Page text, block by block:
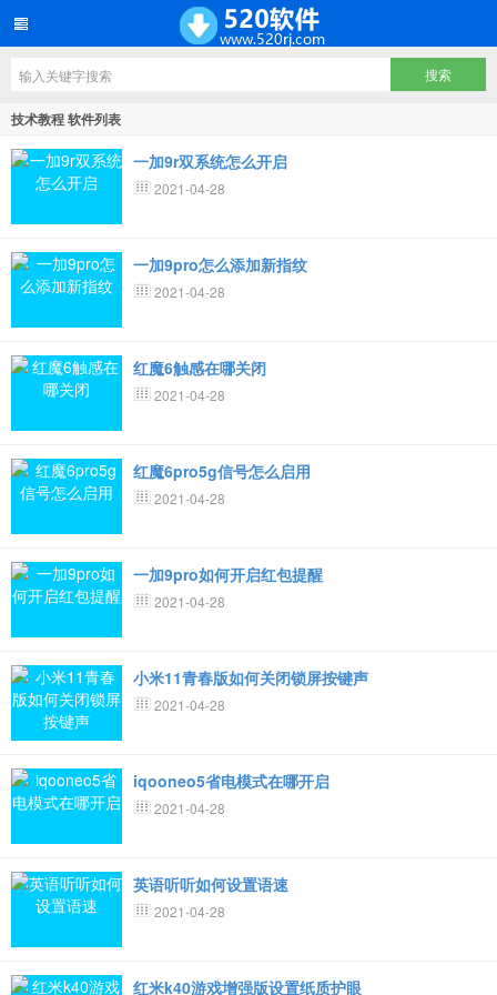
技术教程 软件列表
一加9r双系统怎么开启
2021-04-28
一加9pro怎么添加新指纹
2021-04-28
红魔6触感在哪关闭
2021-04-28
红魔6pro5g信号怎么启用
2021-04-28
一加9pro如何开启红包提醒
2021-04-28
小米11青春版如何关闭锁屏按键声
2021-04-28
iqooneo5省电模式在哪开启
2021-04-28
英语听听如何设置语速
2021-04-28
红米k40游戏增强版设置纸质护眼